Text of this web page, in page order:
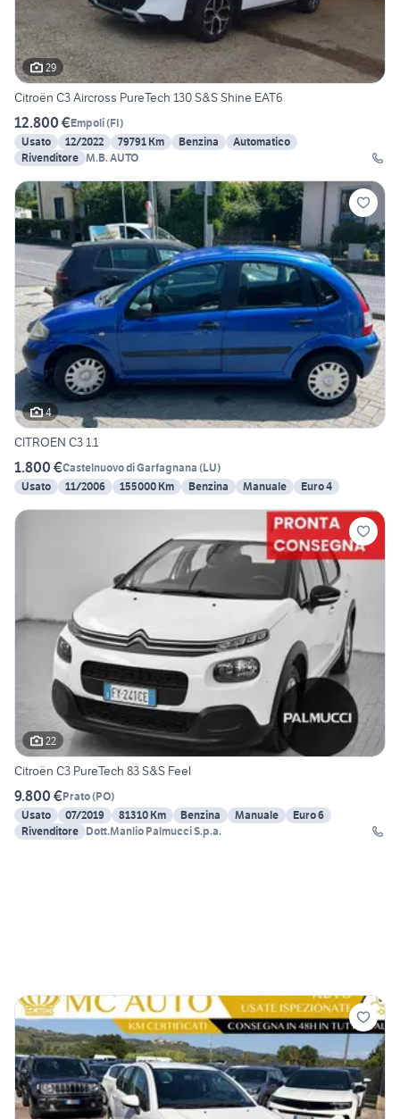
29
Citroën C3 Aircross PureTech 130 S&S Shine EAT6
12.800 €Empoli(FI)
Usato
12/2022 79791 Km Benzina
Automatico
Rivenditore M.B. AUTO
4
CITROEN C3 1.1
1.800 €Castelnuovo di Garfagnana (LU)
Usato
11/2006 155000 Km Benzina Manuale Euro 4
22
Citroën C3 PureTech 83 S&S Feel
9.800 €Prato(PO)
Usato
07/2019 81310 Km Benzina Manuale
Euro 6
Rivenditore Dott.Manlio Palmucci S.p.a.